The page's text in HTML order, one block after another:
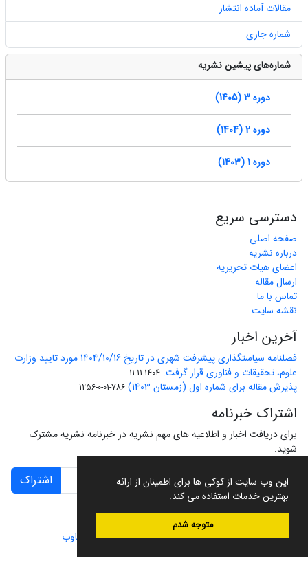
این وب سایت از کوکی ها برای اطمینان از ارائه
بهترین خدمات استفاده می کند.
متوجه شدم
مقالات آماده انتشار
شماره جاری
شماره‌های پیشین نشریه
دوره 3 (1405)
دوره 2 (1404)
دوره 1 (1403)
دسترسی سریع
صفحه اصلی
درباره نشریه
اعضای هیات تحریریه
ارسال مقاله
تماس با ما
نقشه سایت
آخرین اخبار
فصلنامه سیاستگذاری پیشرفت شهری در تاریخ 1404/10/16 مورد تایید وزارت
علوم، تحقیقات و فناوری قرار گرفت. 1404-11-11
پذیرش مقاله برای شماره اول (زمستان 1403) 786-01-0-1256
اشتراک خبرنامه
برای دریافت اخبار و اطلاعیه های مهم نشریه در خبرنامه نشریه مشترک
شوید.
اشتراک
سامانه مدیریت نشریات علمی.طراحی و پیاده سازی از سیناوب